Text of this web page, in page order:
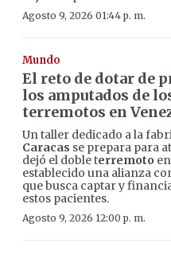
Agosto 9, 2026 01:44 p. m.
Mundo
El reto de dotar de
los amputados de
terremotos en
Un taller dedicado a la
Caracas se prepara para
dejó el doble terremoto
establecido una alianza
que busca captar y
estos pacientes.
Agosto 9, 2026 12:00 p. m.